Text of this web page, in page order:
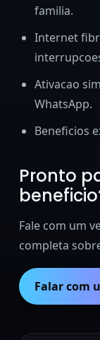
familia.
Internet
Ativacao
WhatsApp.
Beneficios
Pronto
Fale com um
completa
Falar com